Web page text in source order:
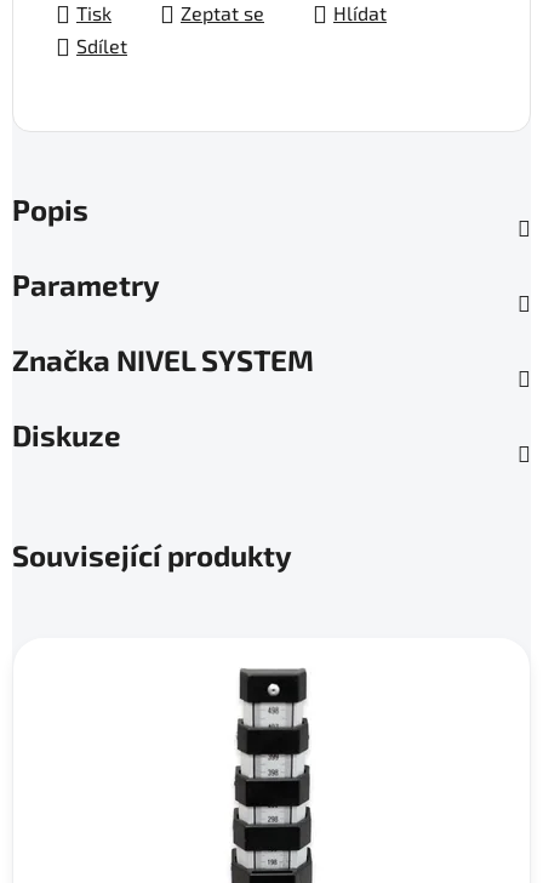
Tisk Zeptat se
Hlídat
Sdílet
Popis
Parametry
Značka NIVEL SYSTEM
Diskuze
Související produkty